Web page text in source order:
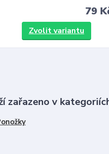
79
Zvolit variantu
zařazeno v